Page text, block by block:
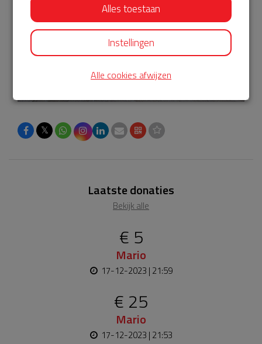
𝕏
Laatste donaties
Bekijk alle
€ 5
Mario
17-12-2023 | 21:59
€ 25
Mario
17-12-2023 | 21:53
Alles toestaan
Instellingen
Alle cookies afwijzen